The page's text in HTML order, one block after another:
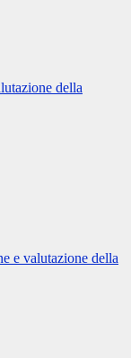
della
e valutazione della